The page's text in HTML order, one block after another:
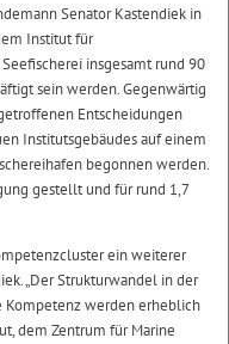
Senator Kastendiek in
Institut für
insgesamt rund 90
sein werden. Gegenwärtig
Entscheidungen
Institutsgebäudes auf einem
begonnen werden.
gestellt und für rund 1,7
ein weiterer
„Der Strukturwandel in der
Kompetenz werden erheblich
dem Zentrum für Marine